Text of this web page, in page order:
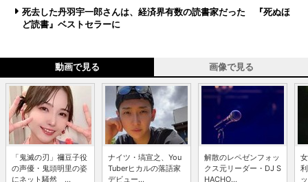
死去した丹羽宇一郎さんは、経済界有数の読書家だった 『死ぬほ
ど読書』ベストセラーに
動画で見る 画像で見る
「鬼滅の刃」禰豆子役
の声優・鬼頭明里の姿
にネット騒然 ...
ナイツ・塙宣之、You
Tuberヒカルの落語家
デビュー...
解散のレペゼンフォッ
クス元リーダー・DJ S
HACHO...